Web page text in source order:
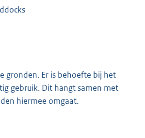
gronden. Er is behoefte bij het
gebruik. Dit hangt samen met
hiermee omgaat.